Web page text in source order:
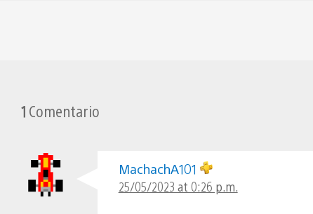
1 Comentario
MachachA101
25/05/2023 at 0:26 p.m.